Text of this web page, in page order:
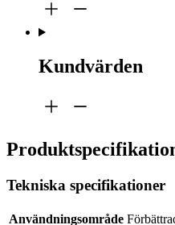
Kundvärden
Tekniska specifikationer
Användningsområde